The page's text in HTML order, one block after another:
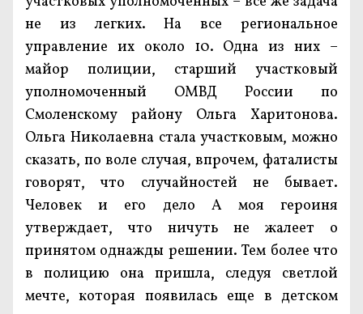
не из легких. На все региональное
управление их около 10. Одна из них –
майор полиции, старший участковый
уполномоченный ОМВД России по
Смоленскому району Ольга Харитонова.
Ольга Николаевна стала участковым, можно
сказать, по воле случая, впрочем, фаталисты
говорят, что случайностей не бывает.
Человек и его дело А моя героиня
утверждает, что ничуть не жалеет о
принятом однажды решении. Тем более что
в полицию она пришла, следуя светлой
мечте, которая появилась еще в детском